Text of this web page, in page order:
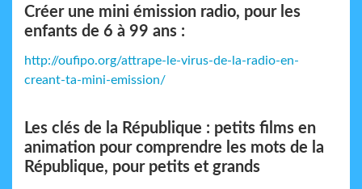
Créer une mini émission radio, pour les
enfants de 6 à 99 ans :
http://oufipo.org/attrape-le-virus-de-la-radio-en-
creant-ta-mini-emission/
Les clés de la République : petits films en
animation pour comprendre les mots de la
République, pour petits et grands